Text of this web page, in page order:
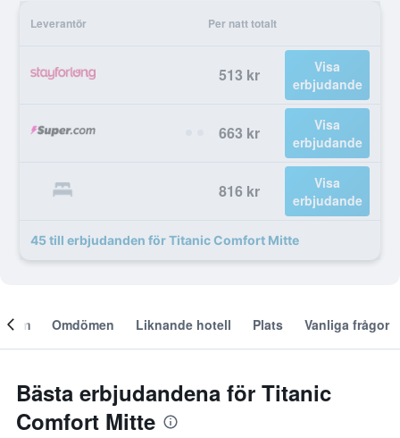
Leverantör Per natt totalt
513 kr
Visa
erbjudande
663 kr
Visa
erbjudande
816 kr
Visa
erbjudande
45 till erbjudanden för Titanic Comfort Mitte
Om Omdömen Liknande hotell Plats Vanliga frågor
Bästa erbjudandena för Titanic
Comfort Mitte